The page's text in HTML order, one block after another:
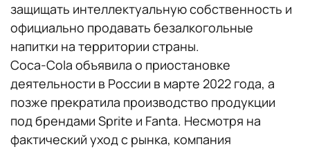
защищать интеллектуальную собственность и
официально продавать безалкогольные
напитки на территории страны.
Coca-Cola объявила о приостановке
деятельности в России в марте 2022 года, а
позже прекратила производство продукции
под брендами Sprite и Fanta. Несмотря на
фактический уход с рынка, компания